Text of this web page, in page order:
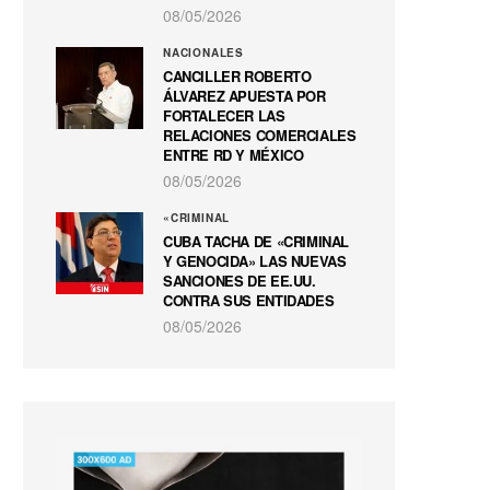
08/05/2026
NACIONALES
CANCILLER ROBERTO
ÁLVAREZ APUESTA POR
FORTALECER LAS
RELACIONES COMERCIALES
ENTRE RD Y MÉXICO
08/05/2026
«CRIMINAL
CUBA TACHA DE «CRIMINAL
Y GENOCIDA» LAS NUEVAS
SANCIONES DE EE.UU.
CONTRA SUS ENTIDADES
08/05/2026